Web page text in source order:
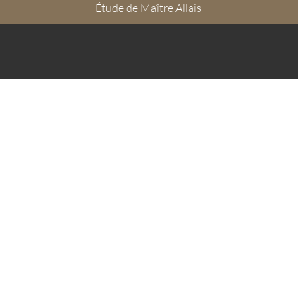
Étude de Maître Allais